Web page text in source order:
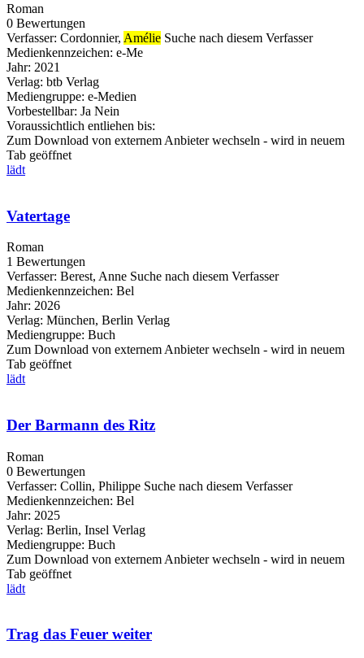
Roman
0 Bewertungen
Verfasser: Cordonnier, Amélie Suche nach diesem Verfasser
Medienkennzeichen: e-Me
Jahr: 2021
Verlag: btb Verlag
Mediengruppe: e-Medien
Vorbestellbar: Ja Nein
Voraussichtlich entliehen bis:
Zum Download von externem Anbieter wechseln - wird in neuem
Tab geöffnet
lädt
Vatertage
Roman
1 Bewertungen
Verfasser: Berest, Anne Suche nach diesem Verfasser
Medienkennzeichen: Bel
Jahr: 2026
Verlag: München, Berlin Verlag
Mediengruppe: Buch
Zum Download von externem Anbieter wechseln - wird in neuem
Tab geöffnet
lädt
Der Barmann des Ritz
Roman
0 Bewertungen
Verfasser: Collin, Philippe Suche nach diesem Verfasser
Medienkennzeichen: Bel
Jahr: 2025
Verlag: Berlin, Insel Verlag
Mediengruppe: Buch
Zum Download von externem Anbieter wechseln - wird in neuem
Tab geöffnet
lädt
Trag das Feuer weiter